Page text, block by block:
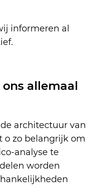
informeren al
allemaal
architectuur van
o zo belangrijk om
analyse te
worden